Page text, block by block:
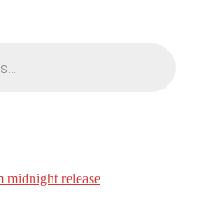
midnight release